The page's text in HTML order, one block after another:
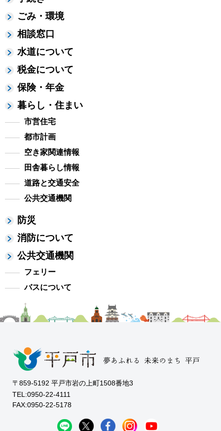
ごみ・環境
相談窓口
水道について
税金について
保険・年金
暮らし・住まい
市営住宅
都市計画
空き家関連情報
田舎暮らし情報
道路と交通安全
公共交通機関
防災
消防について
公共交通機関
フェリー
バスについて
〒859-5192 平戸市岩の上町1508番地3
TEL:0950-22-4111
FAX:0950-22-5178